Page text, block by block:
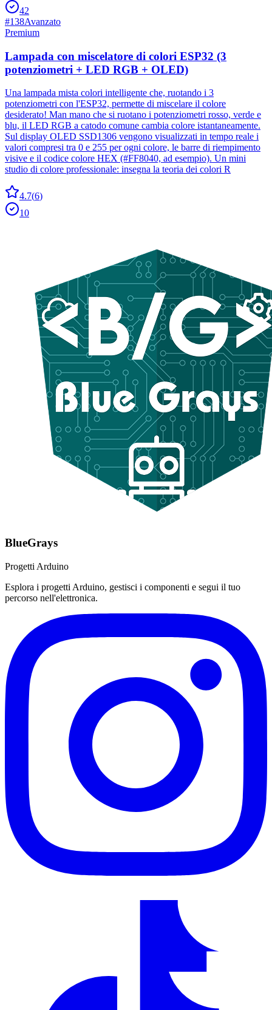
42
#138Avanzato
Premium
Lampada con miscelatore di colori ESP32 (3
potenziometri + LED RGB + OLED)
Una lampada mista colori intelligente che, ruotando i 3
potenziometri con l'ESP32, permette di miscelare il colore
desiderato! Man mano che si ruotano i potenziometri rosso, verde e
blu, il LED RGB a catodo comune cambia colore istantaneamente.
Sul display OLED SSD1306 vengono visualizzati in tempo reale i
valori compresi tra 0 e 255 per ogni colore, le barre di riempimento
visive e il codice colore HEX (#FF8040, ad esempio). Un mini
studio di colore professionale: insegna la teoria dei colori R
4.7(6)
10
BlueGrays
Progetti Arduino
Esplora i progetti Arduino, gestisci i componenti e segui il tuo
percorso nell'elettronica.